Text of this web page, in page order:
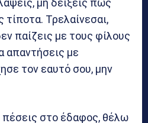
τίποτα. Τρελαίνεσαι,
παίζεις με τους φίλους
απαντήσεις με
τον εαυτό σου, μην
πέσεις στο έδαφος, θέλω